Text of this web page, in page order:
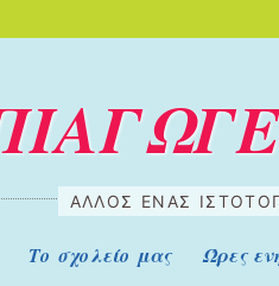
ΆΛΛΟΣ ΈΝΑΣ
Το σχολείο μας Ώρες